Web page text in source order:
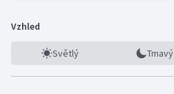
Vzhled
Světlý Tmavý